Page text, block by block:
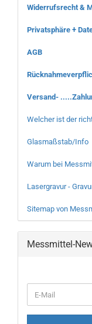
Widerrufsrecht &
Privatsphäre +
AGB
Versand-
Welcher ist der
Glasmaßstab/Info
Warum bei
Lasergravur -
Sitemap von
Messmittel-
ZUR
E-
Mail